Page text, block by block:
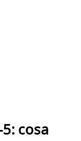
cosa